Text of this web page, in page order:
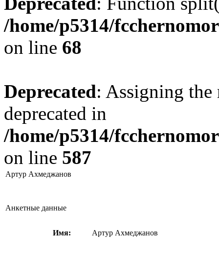
/home/p5314/
on line 68
Deprecated: Assigning the
deprecated in
/home/p5314/
on line 587
Артур Ахмеджанов
Анкетные данные
Имя: Артур Ахмеджанов